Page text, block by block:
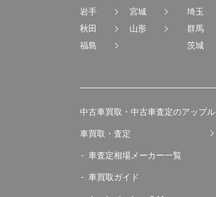
岩手
宮城
秋田
山形
福島
埼玉
群馬
茨城
中古車買取・中古車査定のアップル
車買取・査定
車査定相場メーカー一覧
車買取ガイド